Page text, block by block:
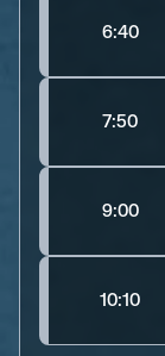
6:40
7:50
9:00
10:10